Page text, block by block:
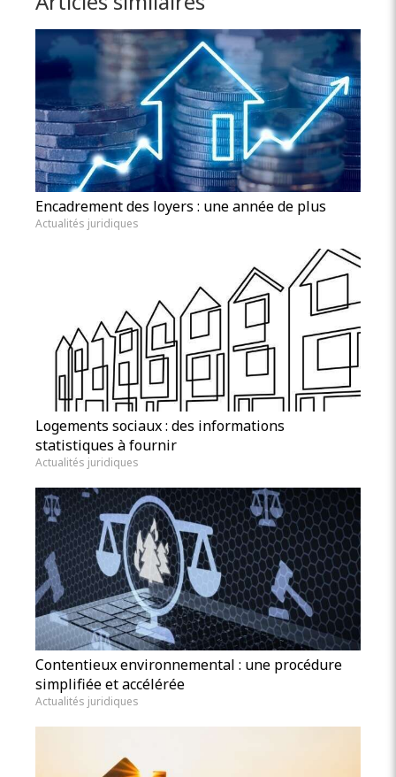
Encadrement des loyers : une année de plus
Actualités juridiques
Logements sociaux : des informations
statistiques à fournir
Actualités juridiques
Contentieux environnemental : une procédure
simplifiée et accélérée
Actualités juridiques